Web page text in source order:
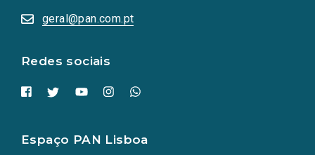
geral@pan.com.pt
Redes sociais
numa
nova
Espaço PAN Lisboa